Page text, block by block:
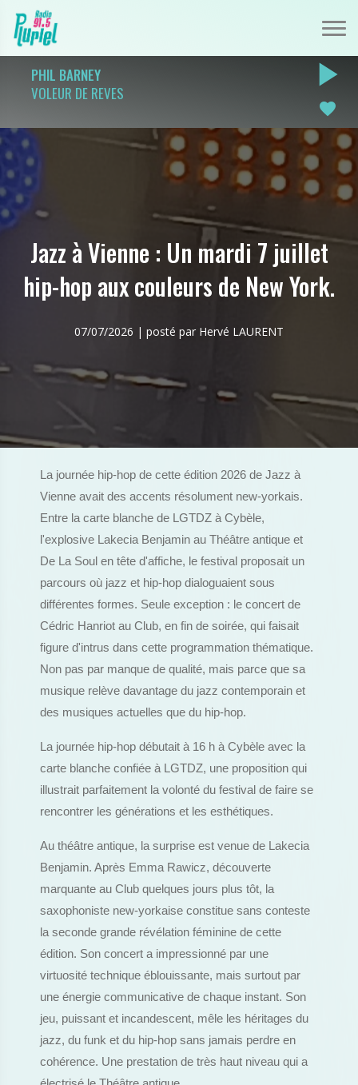
PHIL BARNEY
VOLEUR DE REVES
play_arrow
favorite
Jazz à Vienne : Un mardi 7 juillet
hip-hop aux couleurs de New York.
07/07/2026 | posté par Hervé LAURENT
La journée hip-hop de cette édition 2026 de Jazz à
Vienne avait des accents résolument new-yorkais.
Entre la carte blanche de LGTDZ à Cybèle,
l'explosive Lakecia Benjamin au Théâtre antique et
De La Soul en tête d'affiche, le festival proposait un
parcours où jazz et hip-hop dialoguaient sous
différentes formes. Seule exception : le concert de
Cédric Hanriot au Club, en fin de soirée, qui faisait
figure d'intrus dans cette programmation thématique.
Non pas par manque de qualité, mais parce que sa
musique relève davantage du jazz contemporain et
des musiques actuelles que du hip-hop.
La journée hip-hop débutait à 16 h à Cybèle avec la
carte blanche confiée à LGTDZ, une proposition qui
illustrait parfaitement la volonté du festival de faire se
rencontrer les générations et les esthétiques.
Au théâtre antique, la surprise est venue de Lakecia
Benjamin. Après Emma Rawicz, découverte
marquante au Club quelques jours plus tôt, la
saxophoniste new-yorkaise constitue sans conteste
la seconde grande révélation féminine de cette
édition. Son concert a impressionné par une
virtuosité technique éblouissante, mais surtout par
une énergie communicative de chaque instant. Son
jeu, puissant et incandescent, mêle les héritages du
jazz, du funk et du hip-hop sans jamais perdre en
cohérence. Une prestation de très haut niveau qui a